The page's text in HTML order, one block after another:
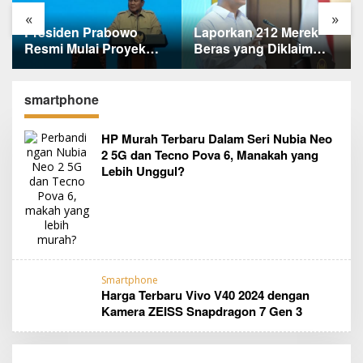
« »
Laporkan 212 Merek
Beras yang Diklaim
Telepon Kapolri dan
Jaksa Agung
Terungkap, Ternyata Ini
Alasan Basarnas
Evakuasi Juliana
smartphone
HP Murah Terbaru Dalam Seri Nubia Neo
2 5G dan Tecno Pova 6, Manakah yang
Lebih Unggul?
Smartphone
Harga Terbaru Vivo V40 2024 dengan
Kamera ZEISS Snapdragon 7 Gen 3